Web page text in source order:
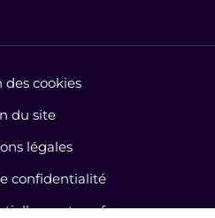
des cookies
du site
légales
confidentialité
conforme